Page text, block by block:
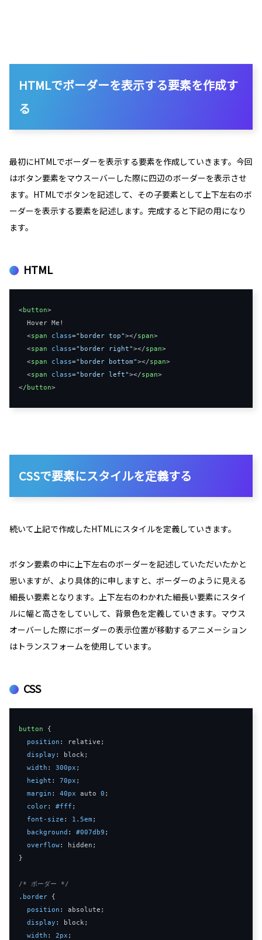
HTMLでボーダーを表示する要素を作成す
る
最初にHTMLでボーダーを表示する要素を作成していきます。今回
はボタン要素をマウスーバーした際に四辺のボーダーを表示させ
ます。HTMLでボタンを記述して、その子要素として上下左右のボ
ーダーを表示する要素を記述します。完成すると下記の用になり
ます。
HTML
<button>
  Hover Me!
<span class="border top"></span>
<span class="border right"></span>
<span class="border bottom"></span>
<span class="border left"></span>
</button>
CSSで要素にスタイルを定義する
続いて上記で作成したHTMLにスタイルを定義していきます。
ボタン要素の中に上下左右のボーダーを記述していただいたかと
思いますが、より具体的に申しますと、ボーダーのように見える
細長い要素となります。上下左右のわかれた細長い要素にスタイ
ルに幅と高さをしていして、背景色を定義していきます。マウス
オーバーした際にボーダーの表示位置が移動するアニメーション
はトランスフォームを使用しています。
CSS
button {
position : relative;
display : block;
width : 300px ;
height : 70px ;
margin : 40px auto 0 ;
color: #fff ;
font-size : 1.5em ;
background : #007db9 ;
overflow: hidden;
}
/* ボーダー */
.border {
position : absolute;
display : block;
width : 2px ;